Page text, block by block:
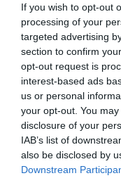
If you wish to opt-out
processing of your
targeted advertising
section to confirm
opt-out request is
interest-based ads
us or personal
your opt-out. You
disclosure of your
IAB’s list of
also be disclosed by
Downstream
Prime
Musk and
Thursday,
books by
— THE
Τι σημαίνει το